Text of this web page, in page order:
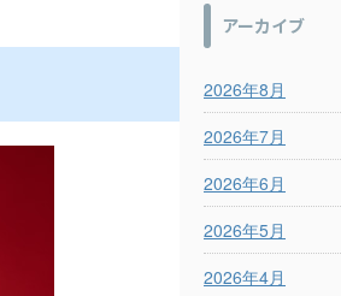
アーカイブ
2026年8月
2026年7月
2026年6月
2026年5月
2026年4月